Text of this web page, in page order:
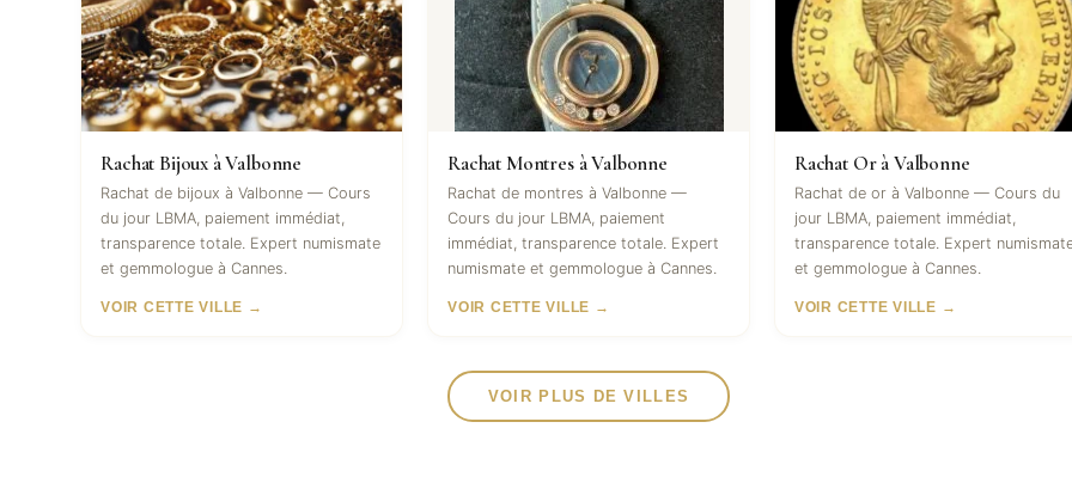
Rachat Bijoux à Valbonne
Rachat de bijoux à Valbonne — Cours
du jour LBMA, paiement immédiat,
transparence totale. Expert numismate
et gemmologue à Cannes.
VOIR CETTE VILLE →
Rachat Montres à Valbonne
Rachat de montres à Valbonne —
Cours du jour LBMA, paiement
immédiat, transparence totale. Expert
numismate et gemmologue à Cannes.
VOIR CETTE VILLE →
Rachat Or à Valbonne
Rachat de or à Valbonne — Cours du
jour LBMA, paiement immédiat,
transparence totale. Expert
et gemmologue à Cannes.
VOIR CETTE VILLE →
VOIR PLUS DE VILLES